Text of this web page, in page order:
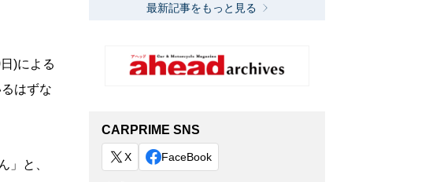
)による
はずな
」と、
最新記事をもっと見る
CARPRIME SNS
X FaceBook